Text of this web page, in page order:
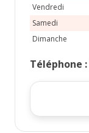
Vendredi
Samedi
Dimanche
Téléphone :